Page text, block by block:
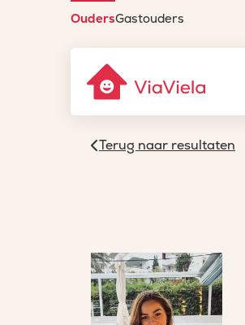
OudersGastouders
Terug naar resultaten